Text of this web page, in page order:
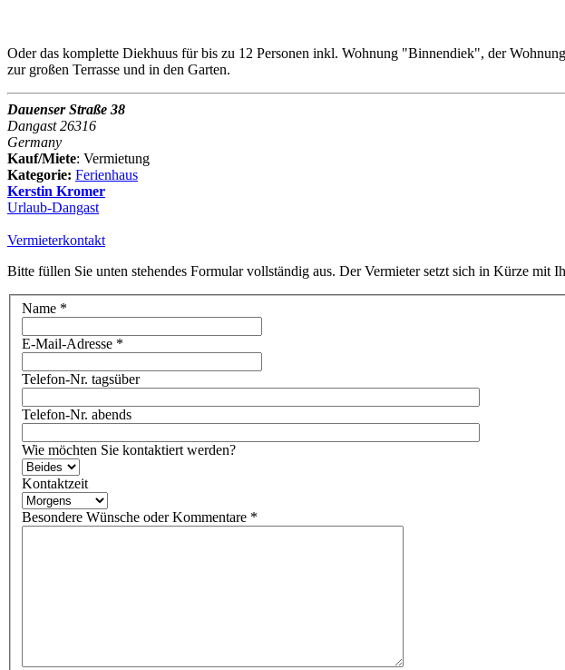
Oder das komplette Diekhuus für bis zu 12 Personen inkl. Wohnung "Binnendiek", der
zur großen Terrasse und in den Garten.
Dauenser Straße 38
Dangast 26316
Germany
Kauf/Miete: Vermietung
Kategorie: Ferienhaus
Kerstin Kromer
Urlaub-Dangast
Vermieterkontakt
Bitte füllen Sie unten stehendes Formular vollständig aus. Der Vermieter setzt sich in Kürze mit
Name *
E-Mail-Adresse *
Telefon-Nr. tagsüber
Telefon-Nr. abends
Wie möchten Sie kontaktiert werden?
Kontaktzeit
Besondere Wünsche oder Kommentare *